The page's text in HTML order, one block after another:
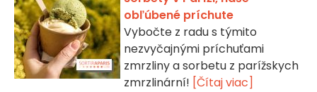
obľúbené príchute
Vybočte z radu s týmito
nezvyčajnými príchuťami
zmrzliny a sorbetu z parížskych
zmrzlinární! [Čítaj viac]